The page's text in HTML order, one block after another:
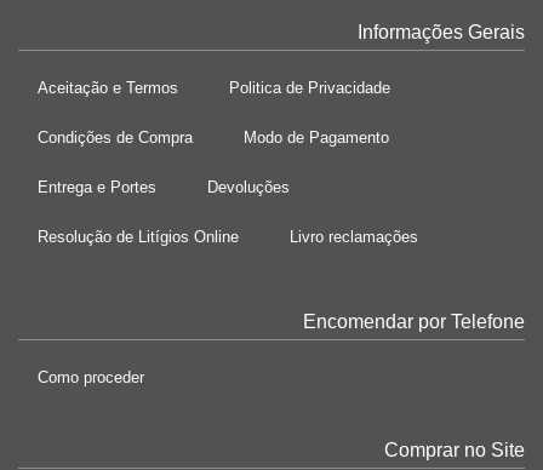
Informações Gerais
Aceitação e Termos Politica de Privacidade
Condições de Compra Modo de Pagamento
Entrega e Portes Devoluções
Resolução de Litígios Online Livro reclamações
Encomendar por Telefone
Como proceder
Comprar no Site